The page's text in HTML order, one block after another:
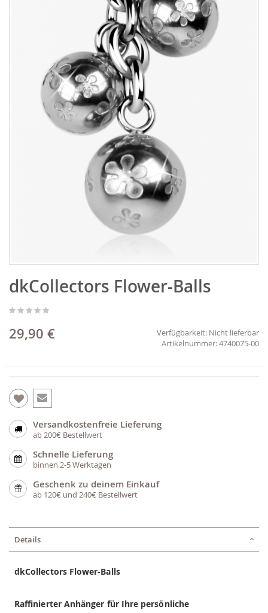
Anfang
der
springen
dkCollectors Flower-Balls
29,90 € Verfügbarkeit: Nicht lieferbar
4740075-00
Versandkostenfreie Lieferung
ab 200€ Bestellwert
Schnelle Lieferung
binnen 2-5 Werktagen
Geschenk zu deinem Einkauf
ab 120€ und 240€ Bestellwert
Details
dkCollectors Flower-Balls
Raffinierter Anhänger für Ihre persönliche